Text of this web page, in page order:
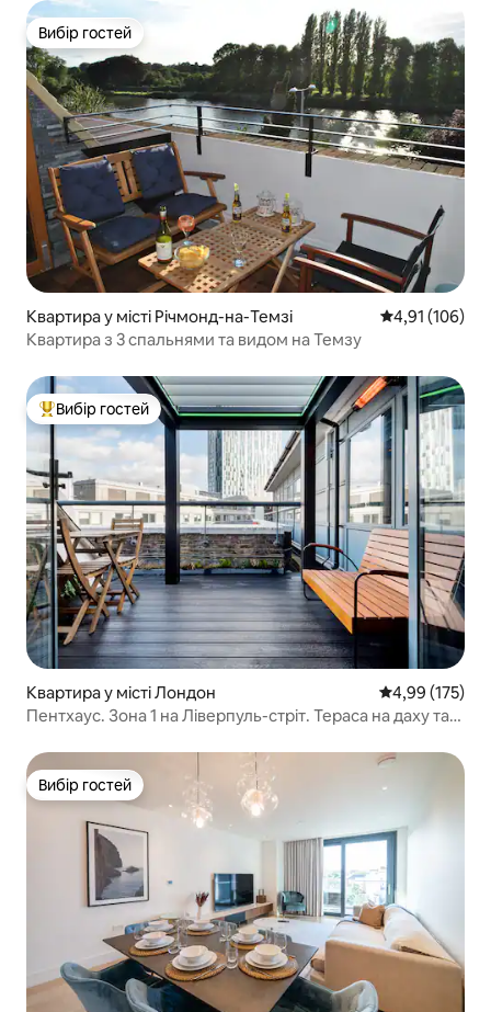
Вибір гостей
Вибір гостей
Квартира у місті Річмонд-на-Темзі Середня
4,91 (106)
Квартира з 3 спальнями та видом на Темзу
Топ вибір гостей
Вибір гостей
Квартира у місті Лондон Середня
4,99 (175)
Пентхаус. Зона 1 на Ліверпуль-стріт. Тераса на даху та
Вибір гостей
Вибір гостей